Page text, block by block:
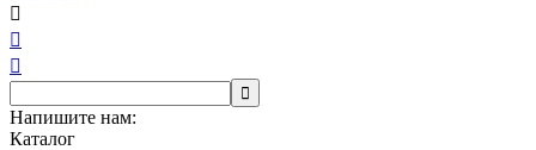




Напишите нам:
Каталог